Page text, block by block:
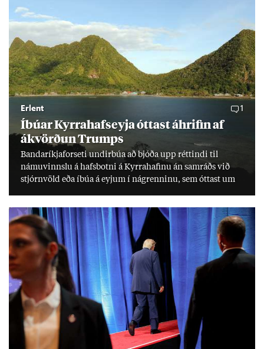
Erlent 1
Íbú­ar Kyrra­hafs­eyja ótt­ast áhrif­in af
ákvörð­un Trumps
Banda­ríkja­for­seti und­ir­búa að bjóða upp rétt­indi til
námu­vinnslu á hafs­botni á Kyrra­haf­inu án sam­ráðs við
stjórn­völd eða íbúa á eyj­um í ná­grenn­inu, sem ótt­ast um